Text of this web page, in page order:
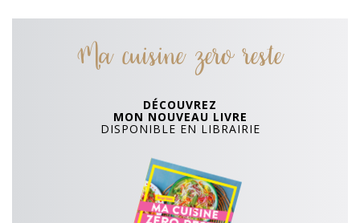
Ma cuisine zero reste
DÉCOUVREZ
MON NOUVEAU LIVRE
DISPONIBLE EN LIBRAIRIE